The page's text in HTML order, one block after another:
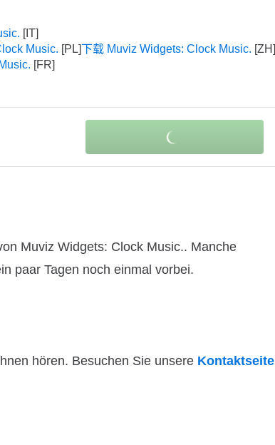
Music.
下载 Muviz Widgets: Clock Music.
Muviz Widgets: Clock Music.. Manche
paar Tagen noch einmal vorbei.
hören. Besuchen Sie unsere Kontaktseite